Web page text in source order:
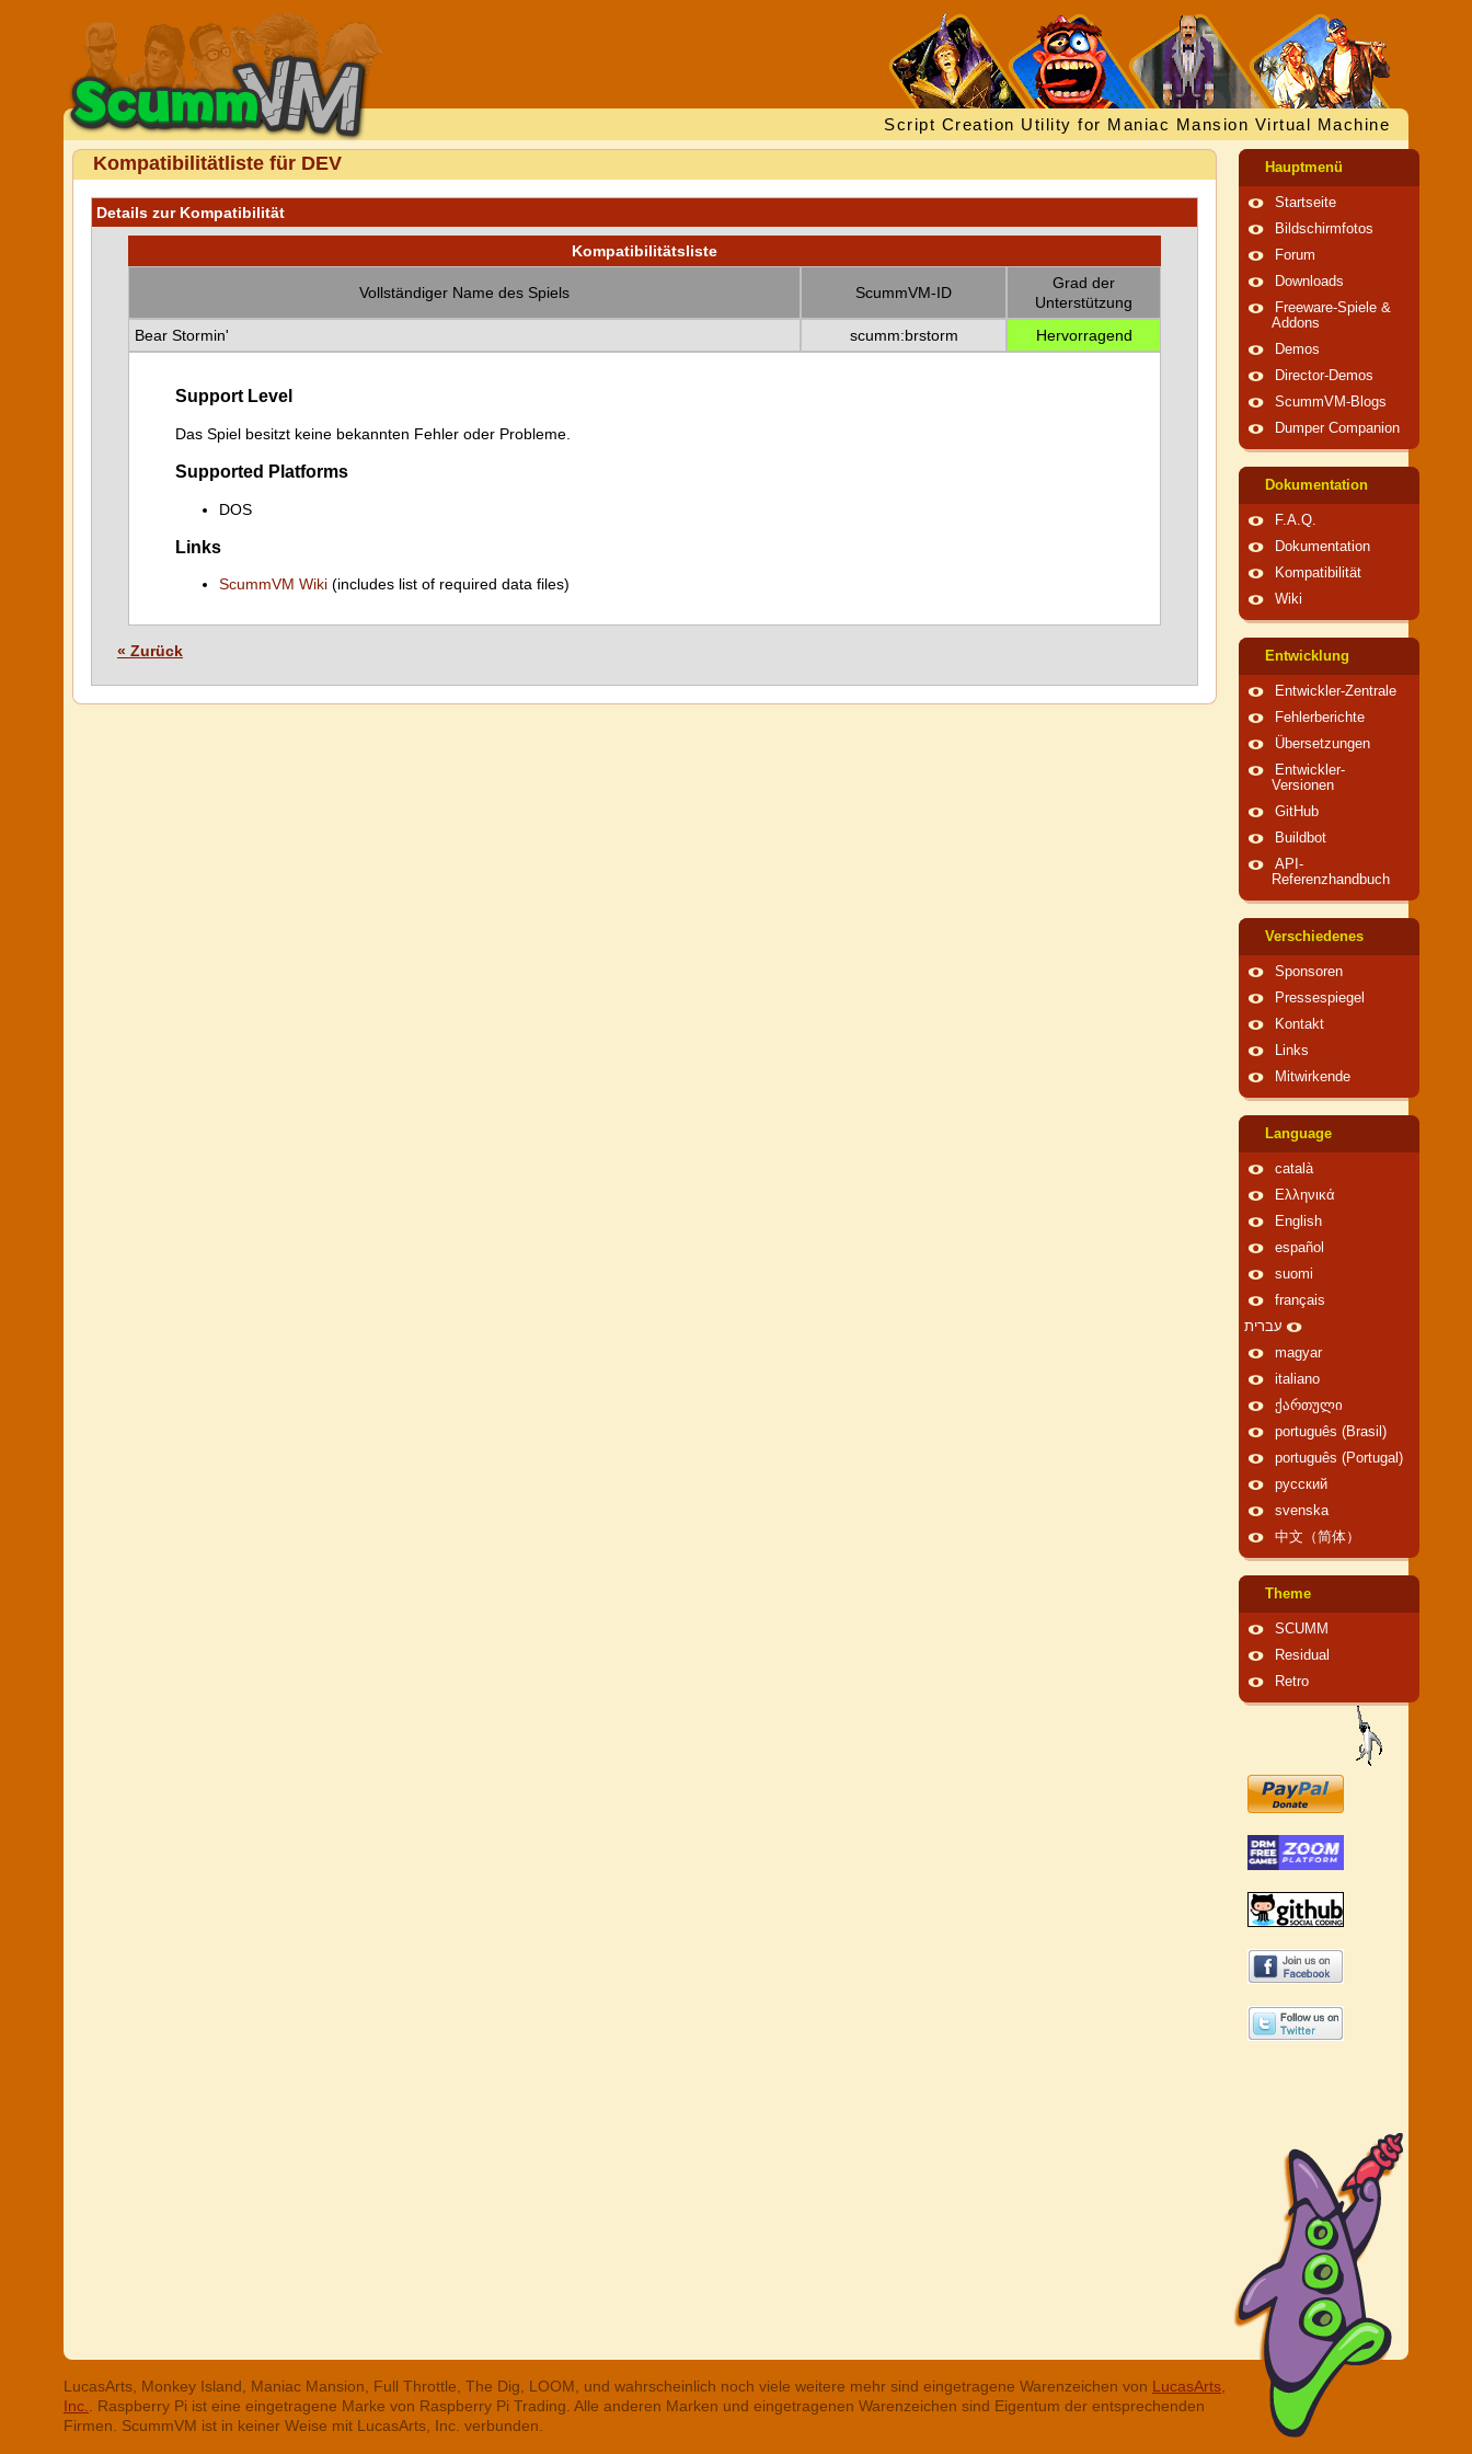
Script Creation Utility for Maniac Mansion Virtual Machine
Kompatibilitätliste für DEV
Details zur Kompatibilität
Kompatibilitätsliste
Vollständiger Name des Spiels ScummVM-ID
Grad der
Unterstützung
Bear Stormin'
scumm:brstorm Hervorragend
Support Level
Das Spiel besitzt keine bekannten Fehler oder Probleme.
Supported Platforms
DOS
Links
ScummVM Wiki (includes list of required data files)
« Zurück
Hauptmenü
Startseite
Bildschirmfotos
Forum
Downloads
Freeware-Spiele &
Addons
Demos
Director-Demos
ScummVM-Blogs
Dumper Companion
Dokumentation
F.A.Q.
Dokumentation
Kompatibilität
Wiki
Entwicklung
Entwickler-Zentrale
Fehlerberichte
Übersetzungen
Entwickler-
Versionen
GitHub
Buildbot
API-
Referenzhandbuch
Verschiedenes
Sponsoren
Pressespiegel
Kontakt
Links
Mitwirkende
Language
català
Ελληνικά
English
español
suomi
français
עברית
magyar
italiano
ქართული
português (Brasil)
português (Portugal)
русский
svenska
中文（简体）
Theme
SCUMM
Residual
Retro
LucasArts, Monkey Island, Maniac Mansion, Full Throttle, The Dig, LOOM, und wahrscheinlich noch viele weitere mehr sind eingetragene Warenzeichen von LucasArts,
Inc.
. Raspberry Pi ist eine eingetragene Marke von Raspberry Pi Trading. Alle anderen Marken und eingetragenen Warenzeichen sind Eigentum der entsprechenden
Firmen. ScummVM ist in keiner Weise mit LucasArts, Inc. verbunden.